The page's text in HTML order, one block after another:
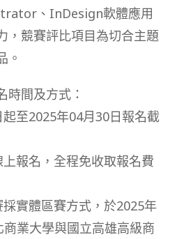
、InDesign軟體應用
，競賽評比項目為切合主題
。
時間及方式：
至2025年04月30日報名截
報名，全程免收取報名費
實體區賽方式，於2025年
業大學與國立高雄高級商